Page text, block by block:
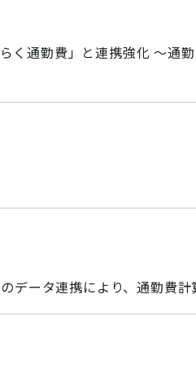
く通勤費」と連携強化 ～通
データ連携により、通勤費